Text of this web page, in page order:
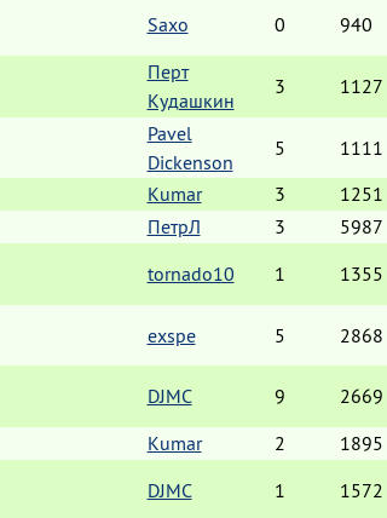
Saxo 0 940
Перт
Кудашкин
3 1127
Pavel
Dickenson
5 1111
Kumar 3 1251
ПетрЛ 3 5987
tornado10 1 1355
exspe 5 2868
DJMC 9 2669
Kumar 2 1895
DJMC 1 1572